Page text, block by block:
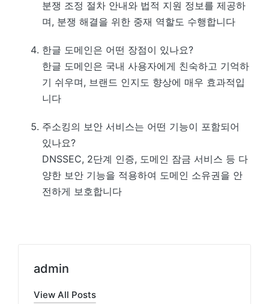
분쟁 조정 절차 안내와 법적 지원 정보를 제공하
며, 분쟁 해결을 위한 중재 역할도 수행합니다
한글 도메인은 어떤 장점이 있나요?
한글 도메인은 국내 사용자에게 친숙하고 기억하
기 쉬우며, 브랜드 인지도 향상에 매우 효과적입
니다
주소킹의 보안 서비스는 어떤 기능이 포함되어
있나요?
DNSSEC, 2단계 인증, 도메인 잠금 서비스 등 다
양한 보안 기능을 적용하여 도메인 소유권을 안
전하게 보호합니다
admin
View All Posts